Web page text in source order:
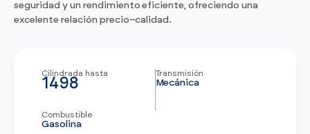
seguridad y un rendimiento eficiente, ofreciendo una
excelente relación precio–calidad.
Cilindrada hasta
1498
Transmisión
Mecánica
Combustible
Gasolina